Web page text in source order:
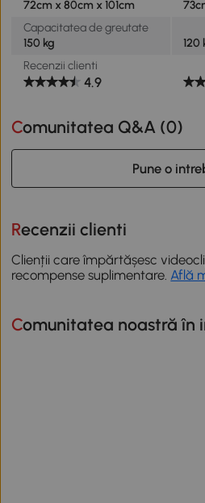
72cm x 80cm x 101cm
Capacitatea de greutate
150 kg
120
Recenzii clienti
4.9
Comunitatea Q&A (0)
Pune o
Recenzii clienti
Clienții care împărtășesc
recompense suplimentare. Află
Comunitatea noastră în